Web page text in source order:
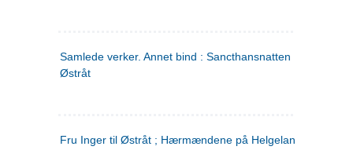
Samlede verker. Annet bind : Sancthansnatten ; Fru Inger
Østråt
Fru Inger til Østråt ; Hærmændene på Helgeland